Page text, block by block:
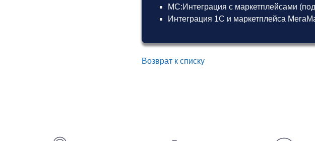
МС:Интеграция с маркетплейсами
Интеграция 1С и маркетплейса
Возврат к списку